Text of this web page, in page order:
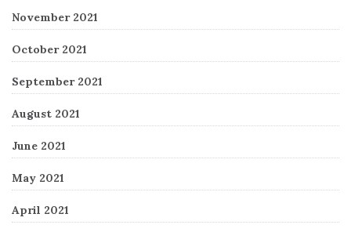
November 2021
October 2021
September 2021
August 2021
June 2021
May 2021
April 2021